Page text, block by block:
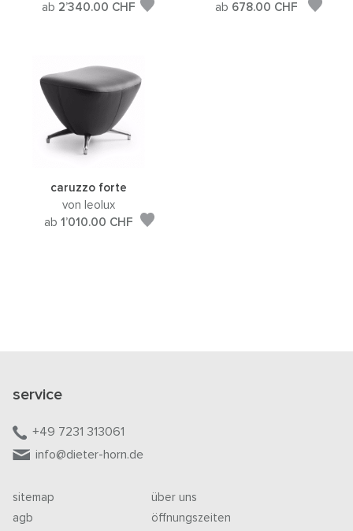
ab 2’340.00 CHF
ab 678.00 CHF
caruzzo forte
von leolux
ab 1’010.00 CHF
service
+49 7231 313061
info@dieter-horn.de
sitemap
agb
über uns
öffnungszeiten